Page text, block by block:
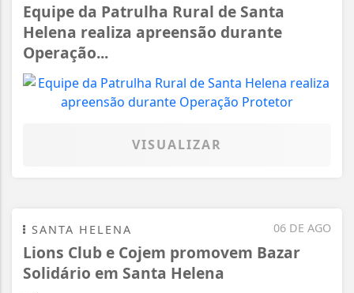
Equipe da Patrulha Rural de Santa
Helena realiza apreensão durante
Operação...
VISUALIZAR
06 DE AGO
SANTA HELENA
Lions Club e Cojem promovem Bazar
Solidário em Santa Helena